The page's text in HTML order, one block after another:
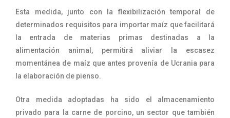
Esta medida, junto con la flexibilización temporal de
determinados requisitos para importar maíz que facilitará
la entrada de materias primas destinadas a la
alimentación animal, permitirá aliviar la escasez
momentánea de maíz que antes provenía de Ucrania para
la elaboración de pienso.
Otra medida adoptadas ha sido el almacenamiento
privado para la carne de porcino, un sector que también